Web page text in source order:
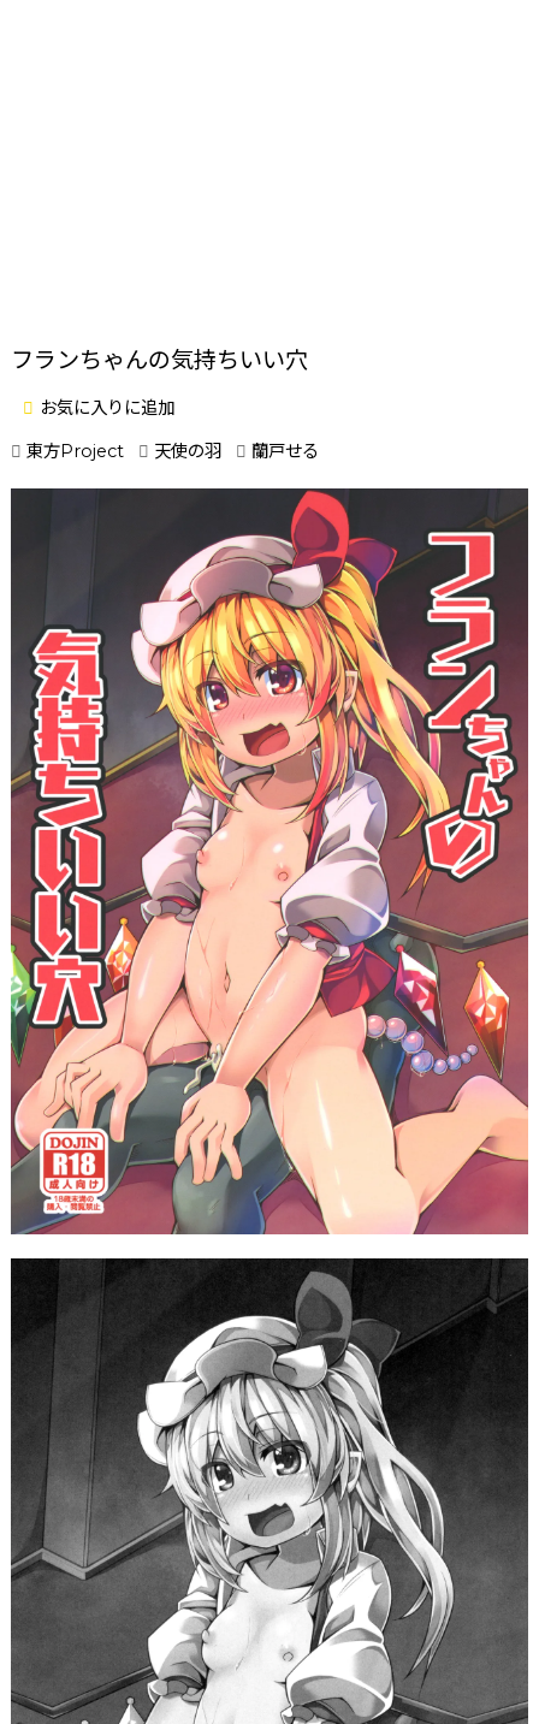
フランちゃんの気持ちいい穴
お気に入りに追加
東方Project
天使の羽 蘭戸せる